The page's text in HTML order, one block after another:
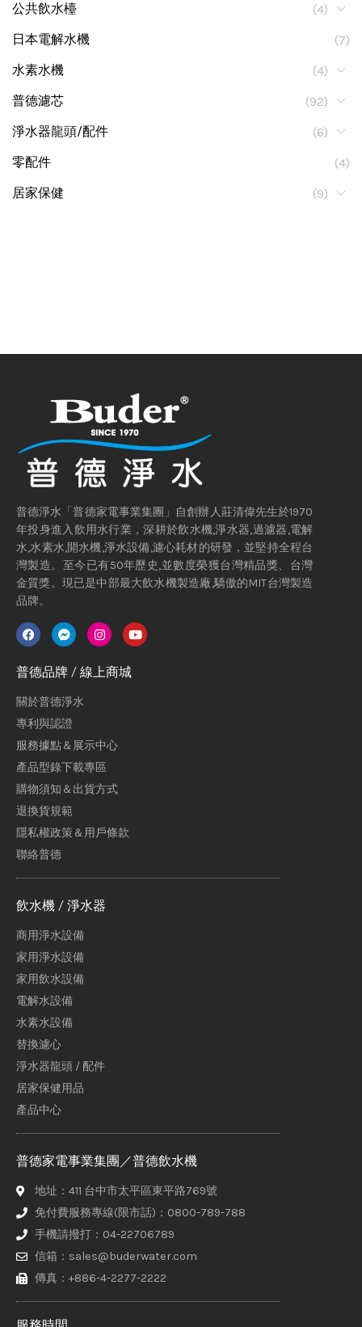
公共飲水檯
(4)
日本電解水機
(7)
水素水機
(4)
普德濾芯
(92)
淨水器龍頭/配件
(6)
零配件
(4)
居家保健
(9)
普德淨水「普德家電事業集團」自創辦人莊清偉先生於1970
年投身進入飲用水行業，深耕於飲水機,淨水器,過濾器,電解
水,水素水,開水機,淨水設備,濾心耗材的研發，並堅持全程台
灣製造。至今已有50年歷史,並數度榮獲台灣精品獎、台灣
金質獎。現已是中部最大飲水機製造廠,驕傲的MIT台灣製造
品牌。
普德品牌 / 線上商城
關於普德淨水
專利與認證
服務據點＆展示中心
產品型錄下載專區
購物須知＆出貨方式
退換貨規範
隱私權政策＆用戶條款
聯絡普德
飲水機 / 淨水器
商用淨水設備
家用淨水設備
家用飲水設備
電解水設備
水素水設備
替換濾心
淨水器龍頭 / 配件
居家保健用品
產品中心
普德家電事業集團／普德飲水機
地址：411 台中市太平區東平路769號
免付費服務專線(限市話)：0800-789-788
手機請撥打：04-22706789
信箱：sales@buderwater.com
傳真：+886-4-2277-2222